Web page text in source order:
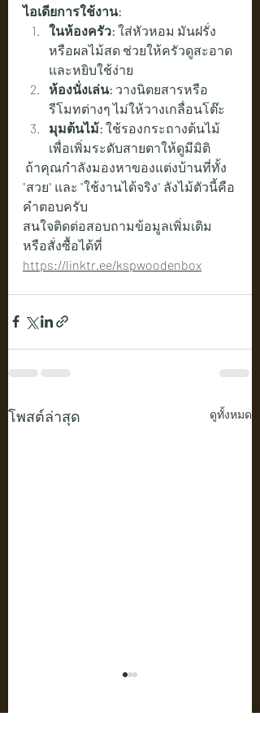
ไอเดียการใช้งาน:
ในห้องครัว: ใส่หัวหอม มันฝรั่ง
หรือผลไม้สด ช่วยให้ครัวดูสะอาด
และหยิบใช้ง่าย
ห้องนั่งเล่น: วางนิตยสารหรือ
รีโมทต่างๆ ไม่ให้วางเกลื่อนโต๊ะ
มุมต้นไม้: ใช้รองกระถางต้นไม้
เพื่อเพิ่มระดับสายตาให้ดูมีมิติ
"สวย" และ "ใช้งานได้จริง" ลังไม้ตัวนี้คือ
คำตอบครับ
สนใจติดต่อสอบถามข้อมูลเพิ่มเติม
หรือสั่งซื้อได้ที่
https://linktr.ee/kspwoodenbox
โพสต์ล่าสุด ดูทั้งหมด